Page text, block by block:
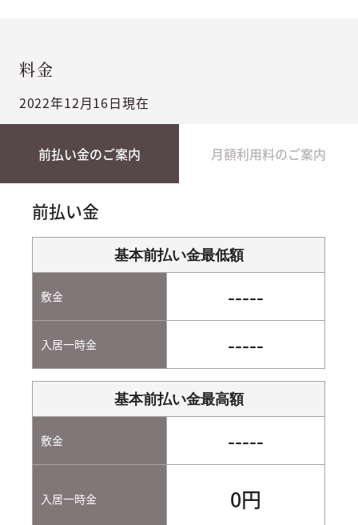
料金
2022年12月16日現在
前払い金のご案内 月額利用料のご案内
前払い金
基本前払い金最低額
敷金 -----
入居一時金 -----
基本前払い金最高額
敷金 -----
入居一時金 0円